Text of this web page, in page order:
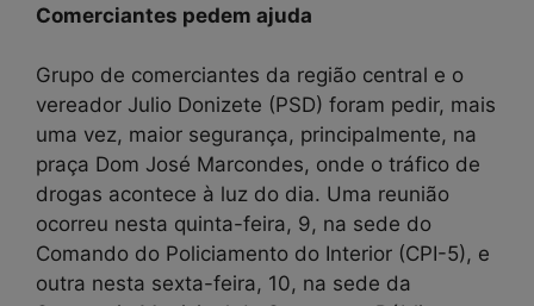
Comerciantes pedem ajuda
Grupo de comerciantes da região central e o
vereador Julio Donizete (PSD) foram pedir, mais
uma vez, maior segurança, principalmente, na
praça Dom José Marcondes, onde o tráfico de
drogas acontece à luz do dia. Uma reunião
ocorreu nesta quinta-feira, 9, na sede do
Comando do Policiamento do Interior (CPI-5), e
outra nesta sexta-feira, 10, na sede da